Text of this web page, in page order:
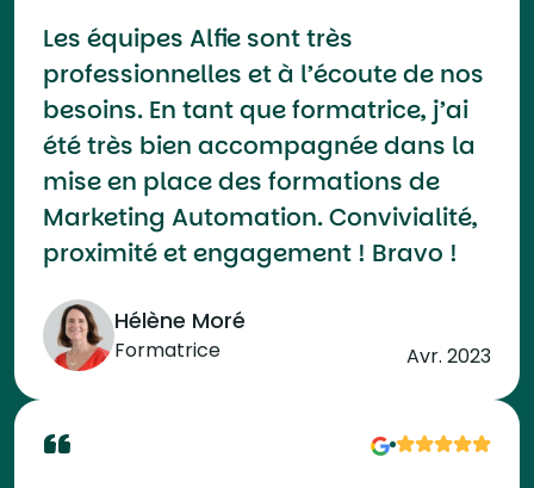
Les équipes Alfie sont très
professionnelles et à l’écoute de nos
besoins. En tant que formatrice, j’ai
été très bien accompagnée dans la
mise en place des formations de
Marketing Automation. Convivialité,
proximité et engagement ! Bravo !
Hélène Moré
Formatrice Avr. 2023